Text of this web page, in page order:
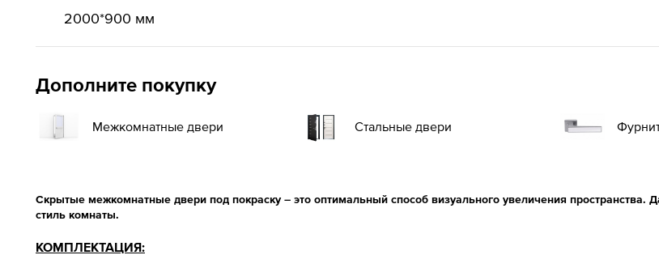
2000*900 мм
Дополните покупку
Межкомнатные двери Стальные двери
Скрытые межкомнатные двери под покраску – это оптимальный способ визуального увеличения
стиль комнаты.
КОМПЛЕКТАЦИЯ: